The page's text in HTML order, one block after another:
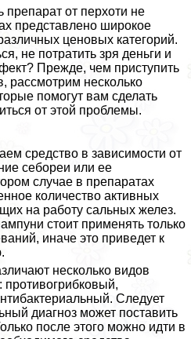
от перхоти не
представлено широкое
ценовых категорий.
не потратить зря деньги и
Прежде, чем приступить
рассмотрим несколько
помогут вам сделать
от этой проблемы.
средство в зависимости от
себореи или ее
случае в препаратах
количество активных
на работу сальных желез.
стоит применять только
иначе это приведет к
несколько видов
Следует
диагноз может поставить
после этого можно идти в